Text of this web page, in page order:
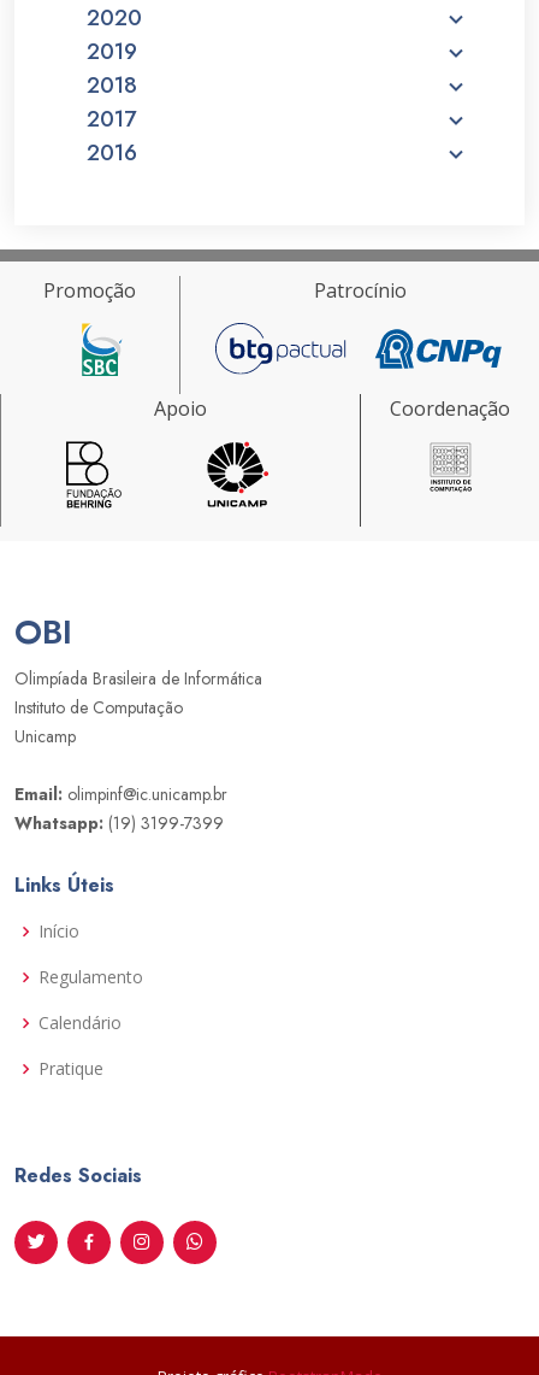
2020
2019
2018
2017
2016
Promoção Patrocínio
Apoio Coordenação
OBI
Olimpíada Brasileira de Informática
Instituto de Computação
Unicamp
Email: olimpinf@ic.unicamp.br
Whatsapp: (19) 3199-7399
Links Úteis
Início
Regulamento
Calendário
Pratique
Redes Sociais